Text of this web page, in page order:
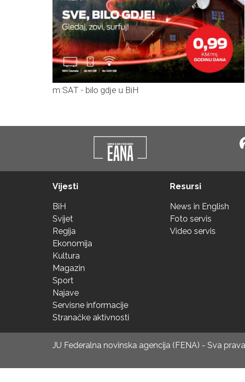
m:SAT - bilo gdje u BiH
Vijesti
BiH
Svijet
Regija
Ekonomija
Kultura
Magazin
Sport
Najave
Servisne informacije
Stranačke aktivnosti
Resursi
News in English
Foto servis
Video servis
JU Federalna novinska agencija (FENA) - Sva